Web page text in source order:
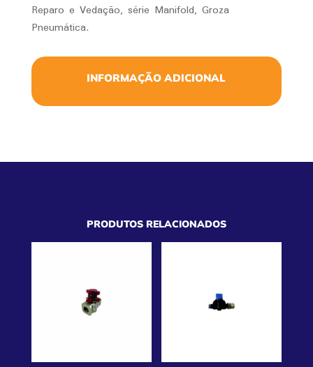
Reparo e Vedação, série Manifold, Groza
Pneumática.
INFORMAÇÃO ADICIONAL
PRODUTOS RELACIONADOS